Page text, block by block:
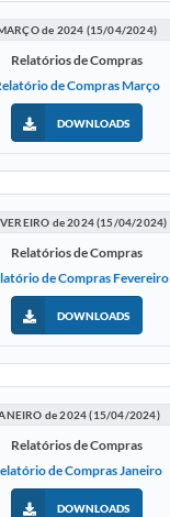
de 2024 (15/04/2024)
Relatórios de Compras
de Compras Março
DOWNLOADS
de 2024 (15/04/2024)
Relatórios de Compras
de Compras Fevereiro
DOWNLOADS
de 2024 (15/04/2024)
Relatórios de Compras
de Compras Janeiro
DOWNLOADS